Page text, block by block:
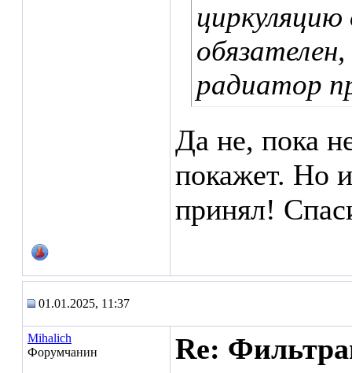
радиатор
Да не, пока
покажет. Но
принял!
01.01.2025, 11:37
Mihalich
Форумчанин
Re: